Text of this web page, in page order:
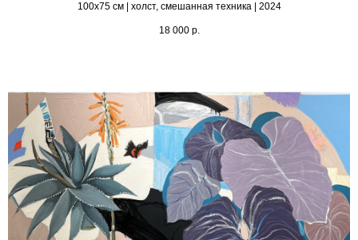
100х75 см | холст, смешанная техника | 2024
18 000 р.